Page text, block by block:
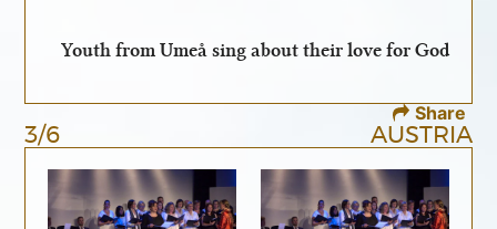
Youth from Umeå sing about their love for God
Share
AUSTRIA
3/6